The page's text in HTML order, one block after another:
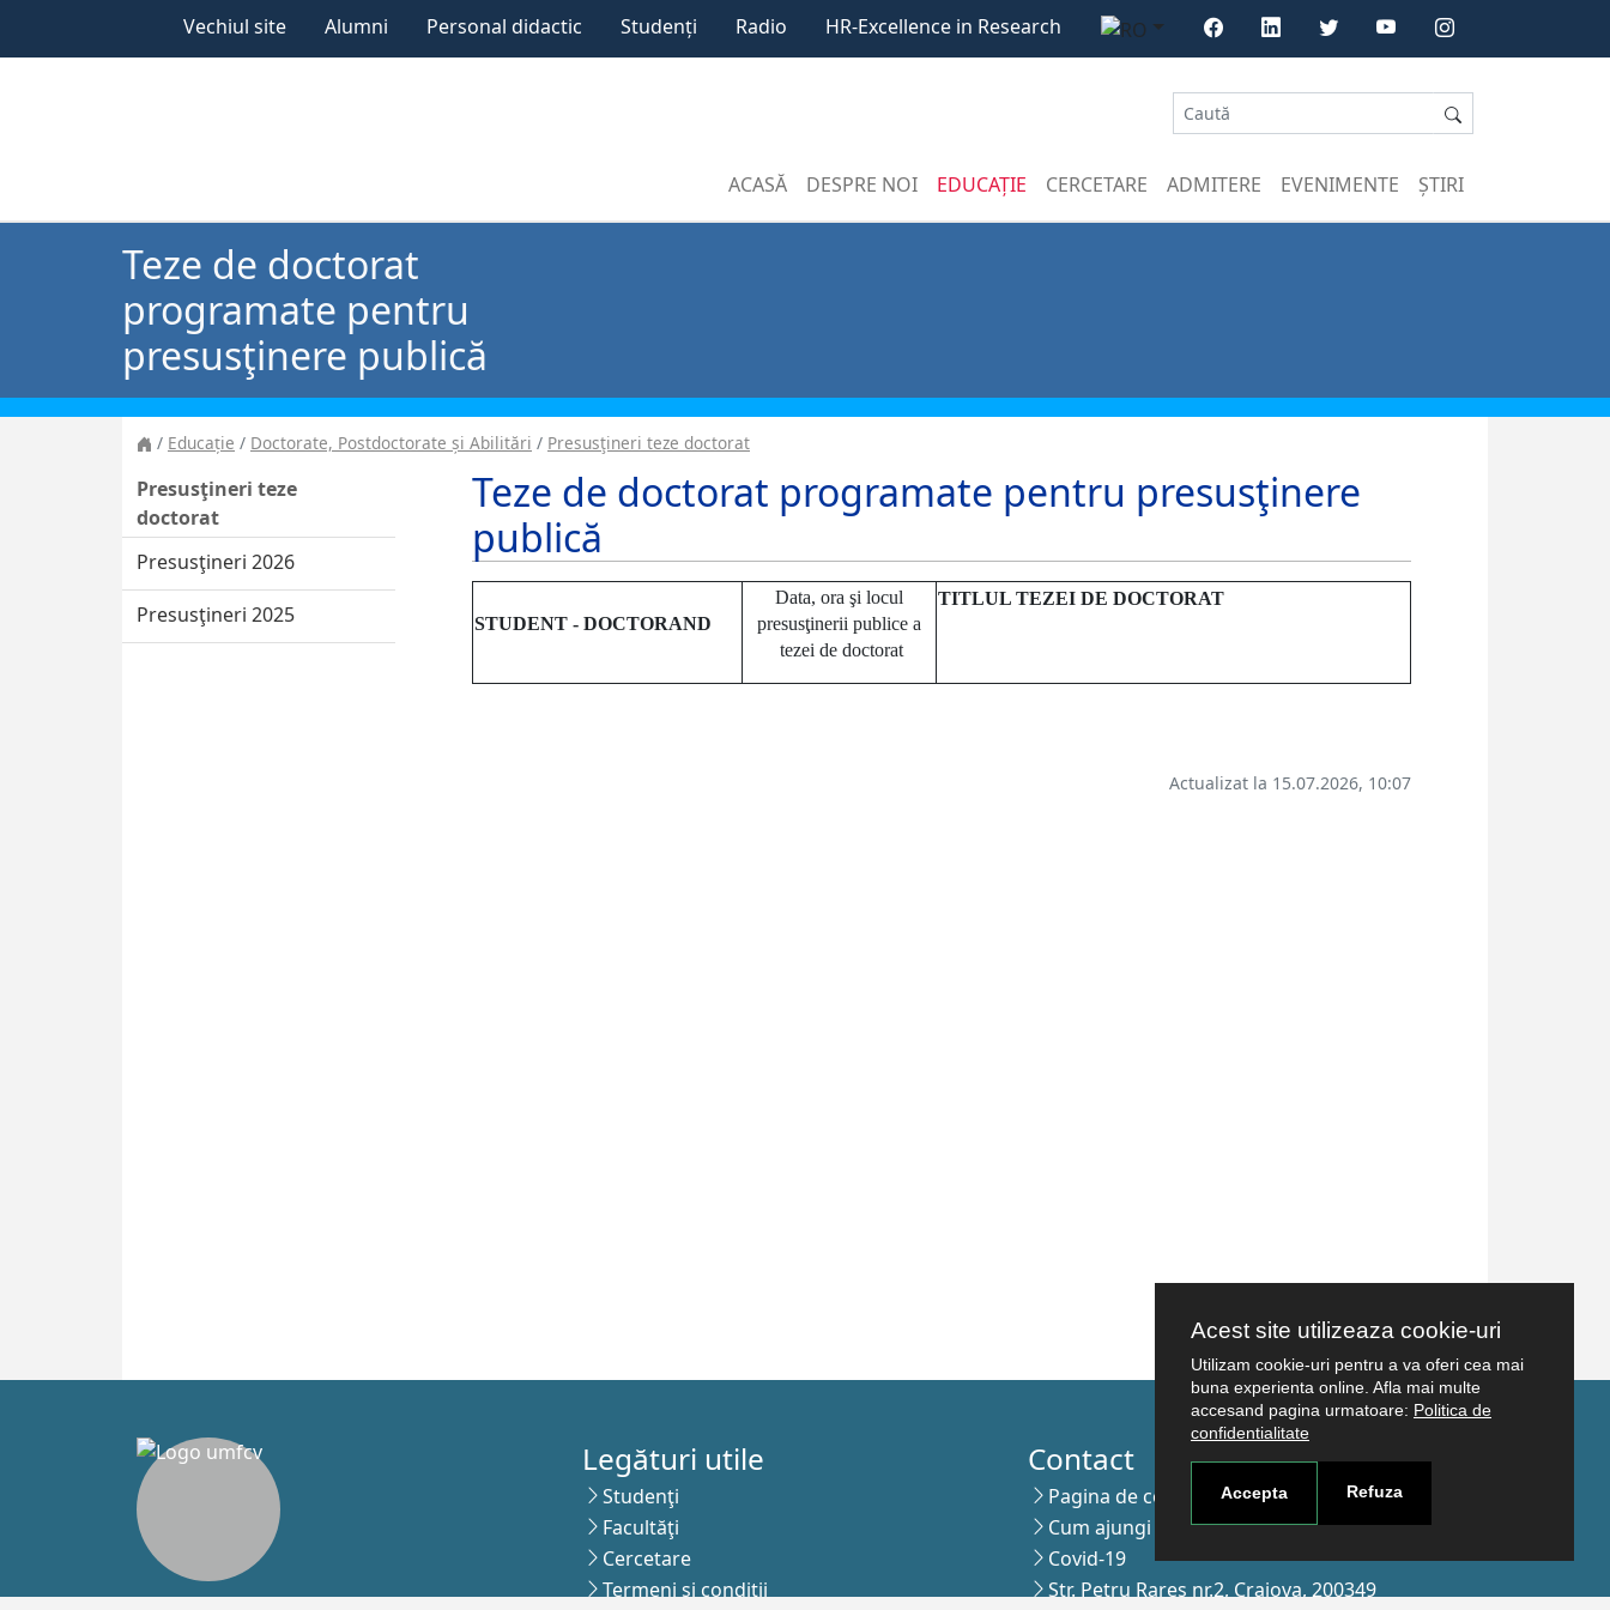
Acest site utilizeaza cookie-uri
Utilizam cookie-uri pentru a va oferi cea mai
buna experienta online. Afla mai multe
accesand pagina urmatoare: Politica de
confidentialitate
Accepta Refuza
Vechiul site Alumni Personal didactic Studenți Radio HR-Excellence in Research
ACASĂ DESPRE NOI EDUCAȚIE CERCETARE ADMITERE EVENIMENTE ȘTIRI
Teze de doctorat
programate pentru
presusţinere publică
Educație Doctorate, Postdoctorate și Abilitări Presusţineri teze doctorat
Presusţineri teze
doctorat
Presusţineri 2026
Presusţineri 2025
Teze de doctorat programate pentru presusţinere
publică
STUDENT - DOCTORAND
Data, ora şi locul
presusţinerii publice a
tezei de doctorat
TITLUL TEZEI DE DOCTORAT
Actualizat la 15.07.2026, 10:07
Legături utile
Studenţi
Facultăţi
Cercetare
Termeni şi condiţii
Contact
Pagina de contact
Cum ajungi aici
Covid-19
Str. Petru Rareş nr.2, Craiova, 200349